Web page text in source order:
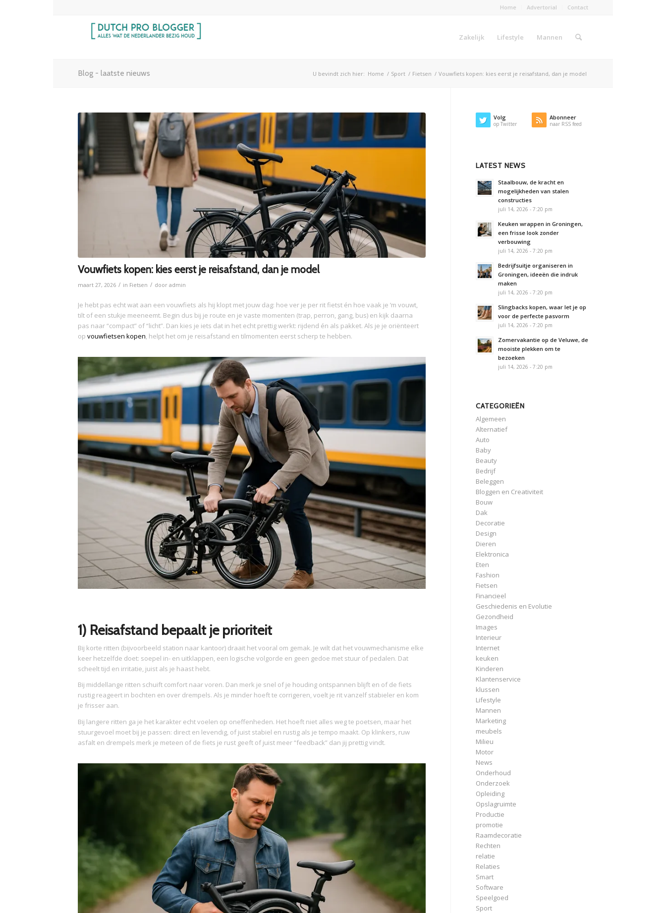
Home Advertorial Contact
Zakelijk Lifestyle Mannen
Blog - laatste nieuws U bevindt zich hier: Home / Sport / Fietsen / Vouwfiets kopen: kies eerst je reisafstand, dan je model
Vouwfiets kopen: kies eerst je reisafstand, dan je model
maart 27, 2026 / in Fietsen / door admin
Je hebt pas echt wat aan een vouwfiets als hij klopt met jouw dag: hoe ver je per rit fietst én hoe vaak je ’m vouwt,
tilt of een stukje meeneemt. Begin dus bij je route en je vaste momenten (trap, perron, gang, bus) en kijk daarna
pas naar “compact” of “licht”. Dan kies je iets dat in het echt prettig werkt: rijdend én als pakket. Als je je oriënteert
op vouwfietsen kopen, helpt het om je reisafstand en tilmomenten eerst scherp te hebben.
1) Reisafstand bepaalt je prioriteit
Bij korte ritten (bijvoorbeeld station naar kantoor) draait het vooral om gemak. Je wilt dat het vouwmechanisme elke
keer hetzelfde doet: soepel in- en uitklappen, een logische volgorde en geen gedoe met stuur of pedalen. Dat
scheelt tijd en irritatie, juist als je haast hebt.
Bij middellange ritten schuift comfort naar voren. Dan merk je snel of je houding ontspannen blijft en of de fiets
rustig reageert in bochten en over drempels. Als je minder hoeft te corrigeren, voelt je rit vanzelf stabieler en kom
je frisser aan.
Bij langere ritten ga je het karakter echt voelen op oneffenheden. Het hoeft niet alles weg te poetsen, maar het
stuurgevoel moet bij je passen: direct en levendig, of juist stabiel en rustig als je tempo maakt. Op klinkers, ruw
asfalt en drempels merk je meteen of de fiets je rust geeft of juist meer “feedback” dan jij prettig vindt.
Volg
op Twitter
Abonneer
naar RSS feed
LATEST NEWS
Staalbouw, de kracht en
mogelijkheden van stalen
constructies
juli 14, 2026 - 7:20 pm
Keuken wrappen in Groningen,
een frisse look zonder
verbouwing
juli 14, 2026 - 7:20 pm
Bedrijfsuitje organiseren in
Groningen, ideeën die indruk
maken
juli 14, 2026 - 7:20 pm
Slingbacks kopen, waar let je op
voor de perfecte pasvorm
juli 14, 2026 - 7:20 pm
Zomervakantie op de Veluwe, de
mooiste plekken om te
bezoeken
juli 14, 2026 - 7:20 pm
CATEGORIEËN
Algemeen
Alternatief
Auto
Baby
Beauty
Bedrijf
Beleggen
Bloggen en Creativiteit
Bouw
Dak
Decoratie
Design
Dieren
Elektronica
Eten
Fashion
Fietsen
Financieel
Geschiedenis en Evolutie
Gezondheid
Images
Interieur
Internet
keuken
Kinderen
Klantenservice
klussen
Lifestyle
Mannen
Marketing
meubels
Milieu
Motor
News
Onderhoud
Onderzoek
Opleiding
Opslagruimte
Productie
promotie
Raamdecoratie
Rechten
relatie
Relaties
Smart
Software
Speelgoed
Sport